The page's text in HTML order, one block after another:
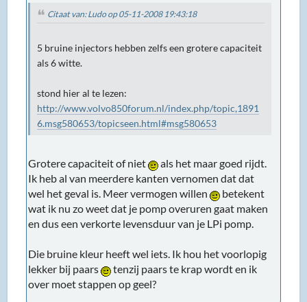
Citaat van: Ludo op 05-11-2008 19:43:18
5 bruine injectors hebben zelfs een grotere capaciteit
als 6 witte.
stond hier al te lezen:
http://www.volvo850forum.nl/index.php/topic,1891
6.msg580653/topicseen.html#msg580653
Grotere capaciteit of niet
als het maar goed rijdt.
Ik heb al van meerdere kanten vernomen dat dat
wel het geval is. Meer vermogen willen
betekent
wat ik nu zo weet dat je pomp overuren gaat maken
en dus een verkorte levensduur van je LPi pomp.
Die bruine kleur heeft wel iets. Ik hou het voorlopig
lekker bij paars
tenzij paars te krap wordt en ik
over moet stappen op geel?